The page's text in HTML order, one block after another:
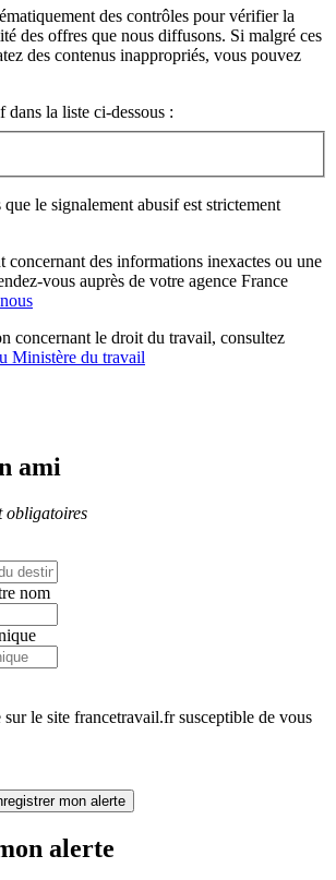
des contrôles pour vérifier la
des offres que nous diffusons. Si malgré ces
des contenus inappropriés, vous pouvez
dans la liste ci-dessous :
le signalement abusif est strictement
concernant des informations inexactes ou une
vous auprès de votre agence France
concernant le droit du travail, consultez
Ministère du travail
ami
obligatoires
nom
le site francetravail.fr susceptible de vous
mon alerte
alerte